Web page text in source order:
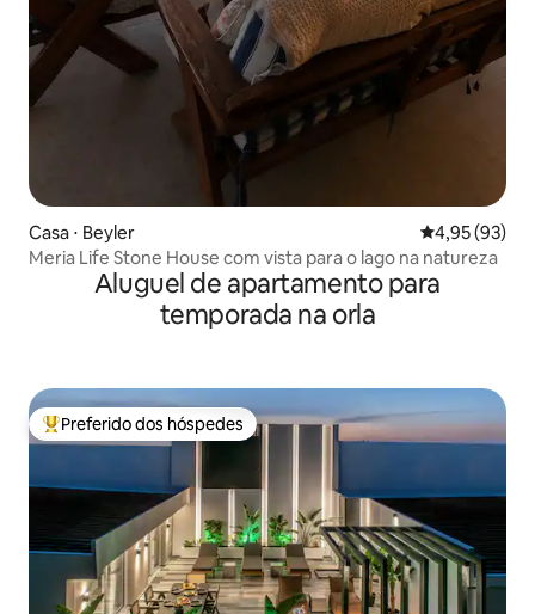
Casa ⋅ Beyler 4,95 de uma
4,95 (93)
Meria Life Stone House com vista para o lago na natureza
Aluguel de apartamento para
temporada na orla
Entre os melhores preferidos dos hóspedes
Preferido dos hóspedes